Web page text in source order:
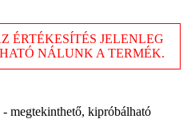
ÉRTÉKESÍTÉS JELENLEG
NÁLUNK A TERMÉK.
megtekinthető, kipróbálható